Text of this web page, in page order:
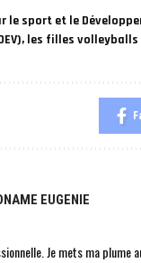
le sport et le
, les filles
EUGENIE
Je mets ma